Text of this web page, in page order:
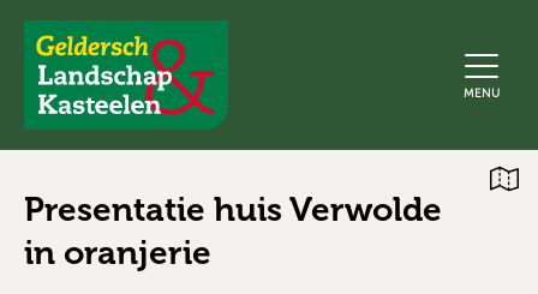
Geldersch
Landschap
en
MENU
Presentatie huis Verwolde
in oranjerie
Open